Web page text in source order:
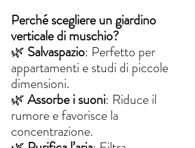
Perché scegliere un giardino
verticale di muschio?
🌿 Salvaspazio: Perfetto per
appartamenti e studi di piccole
dimensioni.
🌿 Assorbe i suoni: Riduce il
rumore e favorisce la
concentrazione.